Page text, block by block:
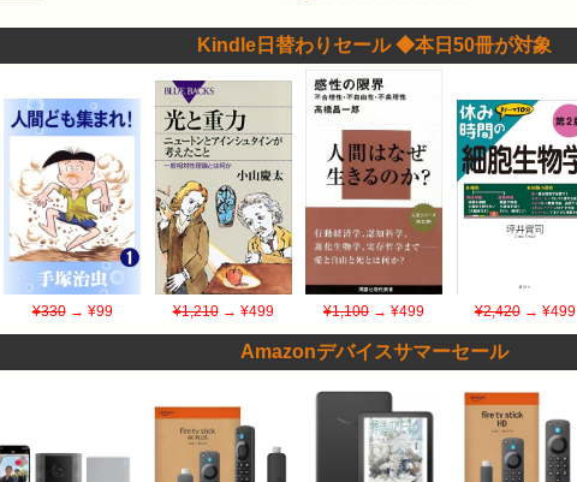
Kindle日替わりセール ◆本日50冊が対象
¥330→ ¥99 ¥1,210→ ¥499 ¥1,100 → ¥499 ¥2,420→ ¥499
Amazonデバイスサマーセール